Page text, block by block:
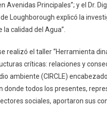
Avenidas Principales”; y el Dr.
Loughborough explicó la
la calidad del Agua”.
realizó el taller “Herramienta
críticas: relaciones y
ambiente (CIRCLE)
donde todos los presentes,
sociales, aportaron sus